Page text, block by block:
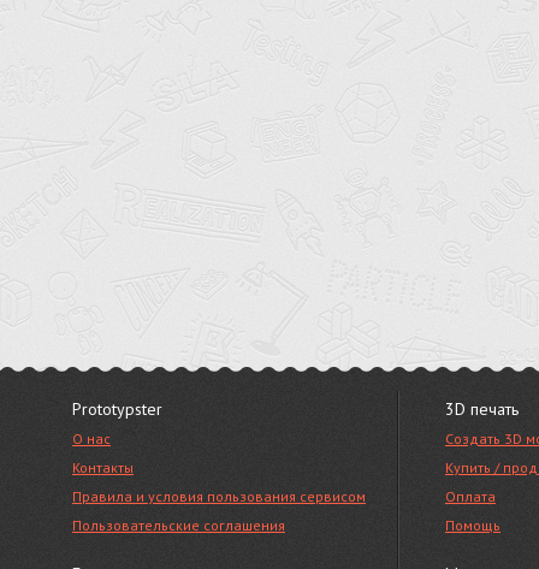
Prototypster
О нас
Контакты
Правила и условия пользования сервисом
Пользовательские соглашения
3D печать
Создать 3D
Купить /
Оплата
Помощь